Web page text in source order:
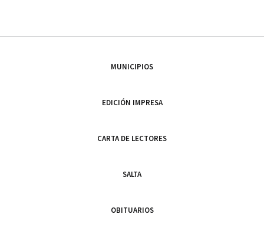
MUNICIPIOS
EDICIÓN IMPRESA
CARTA DE LECTORES
SALTA
OBITUARIOS